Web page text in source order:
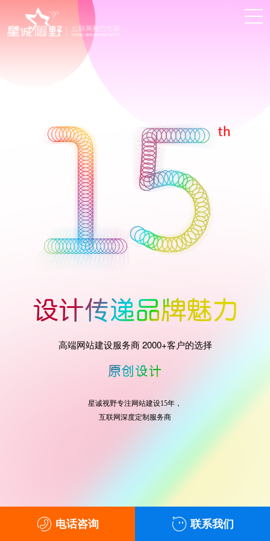
高端网站建设服务商 2000+客户的选择
星诚视野专注网站建设15年，
互联网深度定制服务商
电话咨询 联系我们